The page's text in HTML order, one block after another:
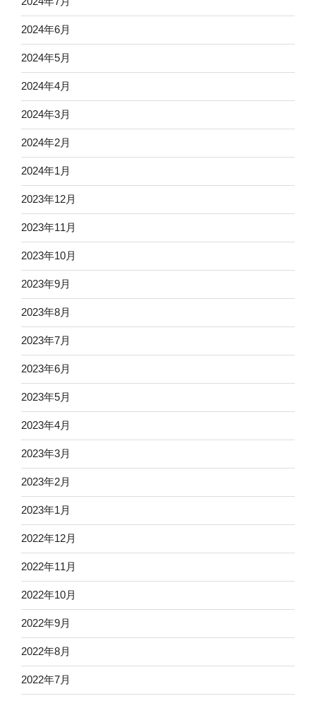
2024年6月
2024年5月
2024年4月
2024年3月
2024年2月
2024年1月
2023年12月
2023年11月
2023年10月
2023年9月
2023年8月
2023年7月
2023年6月
2023年5月
2023年4月
2023年3月
2023年2月
2023年1月
2022年12月
2022年11月
2022年10月
2022年9月
2022年8月
2022年7月